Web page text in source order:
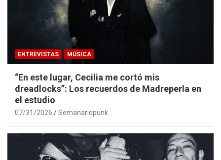
ENTREVISTAS MÚSICA
“En este lugar, Cecilia me cortó mis
dreadlocks”: Los recuerdos de Madreperla en
el estudio
07/31/2026 Semanariopunk